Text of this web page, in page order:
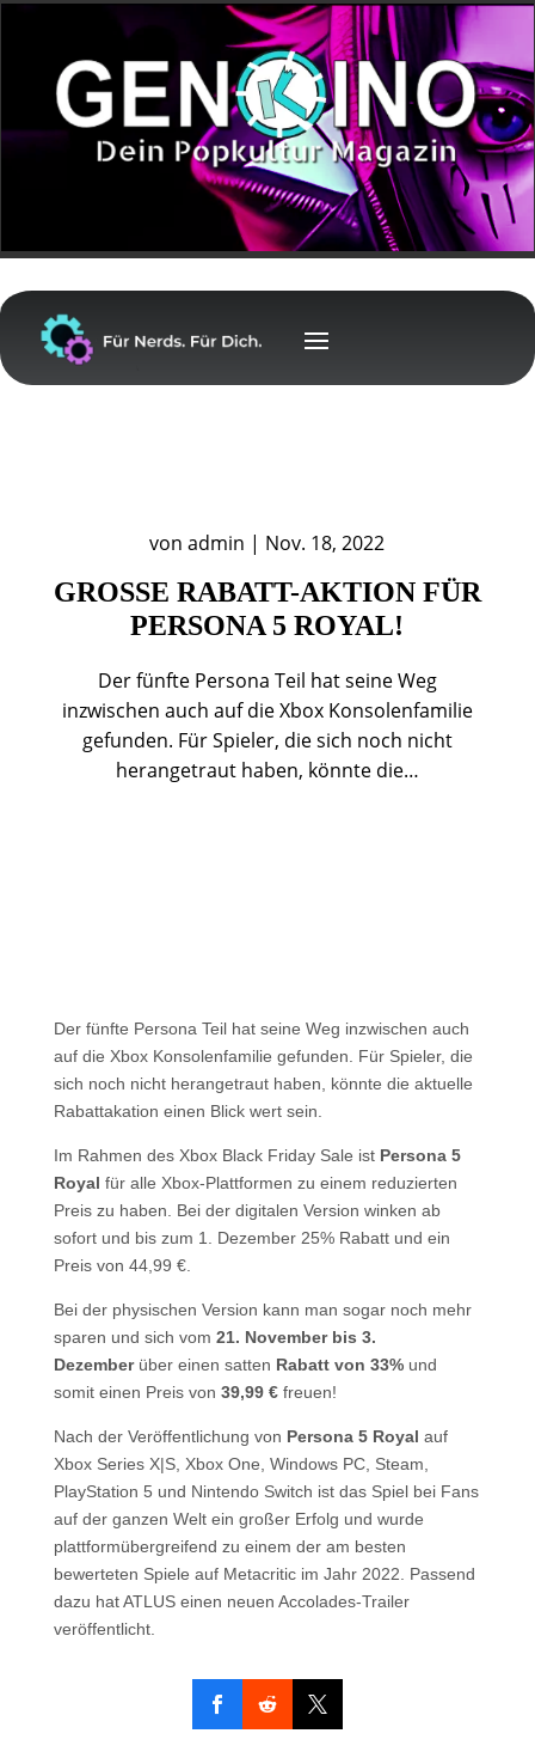
vonadmin | Nov. 18, 2022
GROSSE RABATT-AKTION FÜR P
ERSONA 5 ROYAL!
Der fünfte Persona Teil hat seine Weg
inzwischen auch auf die Xbox Konsolenfamilie
gefunden. Für Spieler, die sich noch nicht
herangetraut haben, könnte die…
Der fünfte Persona Teil hat seine Weg inzwischen auch
auf die Xbox Konsolenfamilie gefunden. Für Spieler, die
sich noch nicht herangetraut haben, könnte die aktuelle
Rabattakation einen Blick wert sein.
Im Rahmen des Xbox Black Friday Sale ist Persona 5
Royal für alle Xbox-Plattformen zu einem reduzierten
Preis zu haben. Bei der digitalen Version winken ab
sofort und bis zum 1. Dezember 25% Rabatt und ein
Preis von 44,99 €.
Bei der physischen Version kann man sogar noch mehr
sparen und sich vom 21. November bis 3.
Dezemberüber einen satten Rabatt von 33%und
somit einen Preis von 39,99 €freuen!
Nach der Veröffentlichung von Persona 5 Royal auf
Xbox Series X|S, Xbox One, Windows PC, Steam,
PlayStation 5 und Nintendo Switch ist das Spiel bei Fans
auf der ganzen Welt ein großer Erfolg und wurde
plattformübergreifend zu einem der am besten
bewerteten Spiele auf Metacritic im Jahr 2022. Passend
dazu hat ATLUS einen neuen Accolades-Trailer
veröffentlicht.